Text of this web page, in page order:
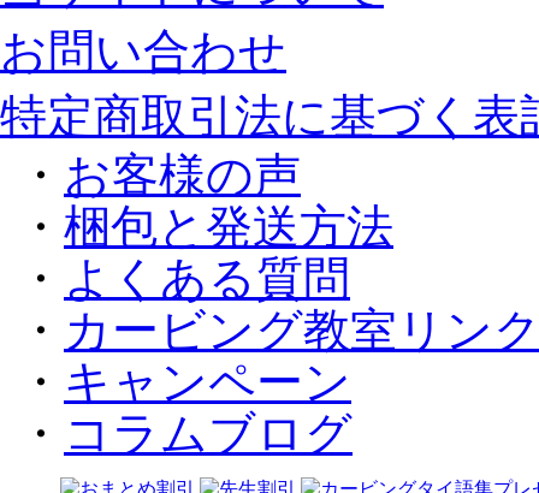
お問い合わせ
特定商取引法に基づく表
・ お客様の声
・ 梱包と発送方法
・ よくある質問
・ カービング教室リン
・ キャンペーン
・ コラムブログ